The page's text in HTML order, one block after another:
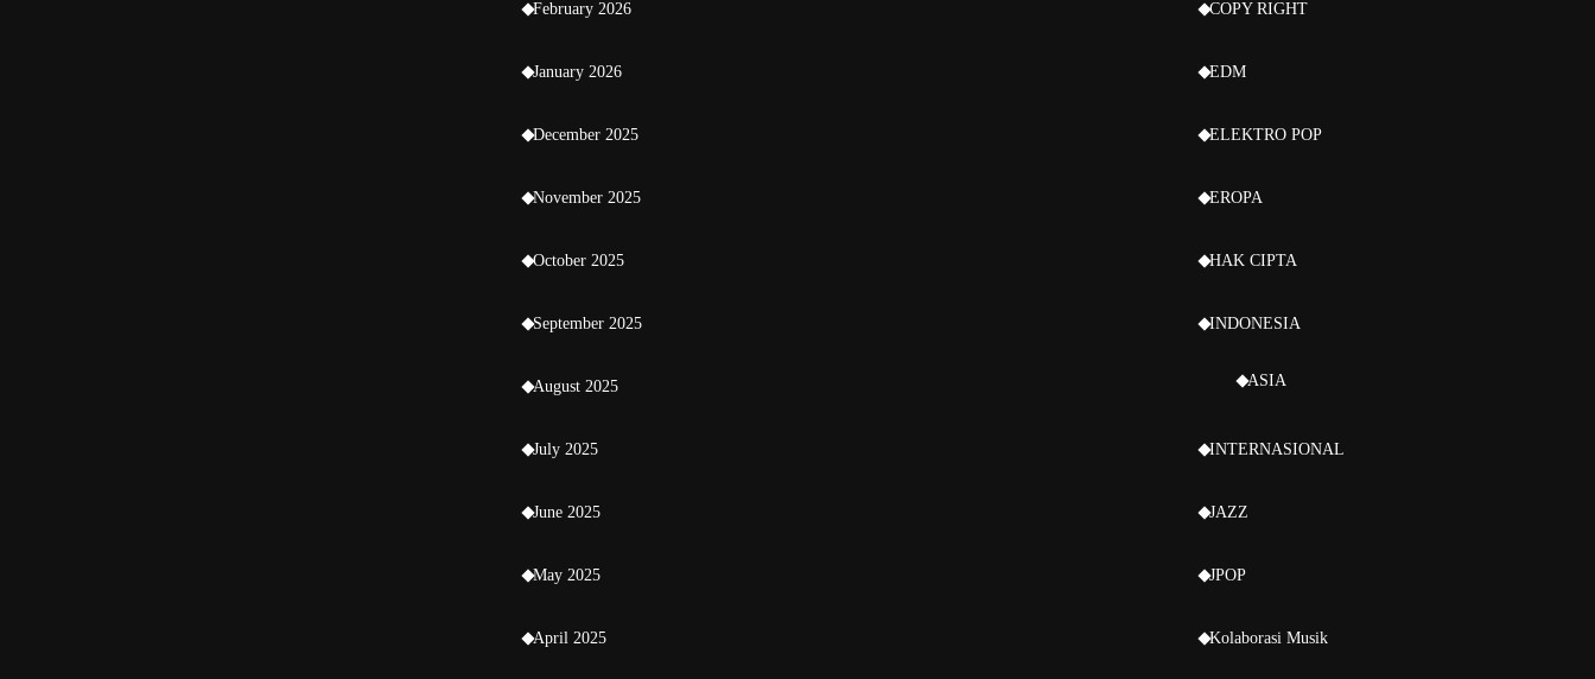
February 2026
January 2026
December 2025
November 2025
October 2025
September 2025
August 2025
July 2025
June 2025
May 2025
April 2025
COPY RIGHT
EDM
ELEKTRO POP
EROPA
HAK CIPTA
INDONESIA
ASIA
INTERNASIONAL
JAZZ
JPOP
Kolaborasi Musik